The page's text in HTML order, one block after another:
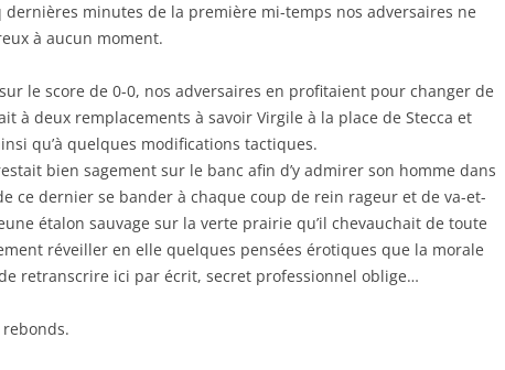
dernières minutes de la première mi-temps nos adversaires ne
à aucun moment.
le score de 0-0, nos adversaires en profitaient pour changer de
à deux remplacements à savoir Virgile à la place de Stecca et
qu’à quelques modifications tactiques.
bien sagement sur le banc afin d’y admirer son homme dans
ce dernier se bander à chaque coup de rein rageur et de va-et-
étalon sauvage sur la verte prairie qu’il chevauchait de toute
réveiller en elle quelques pensées érotiques que la morale
retranscrire ici par écrit, secret professionnel oblige…